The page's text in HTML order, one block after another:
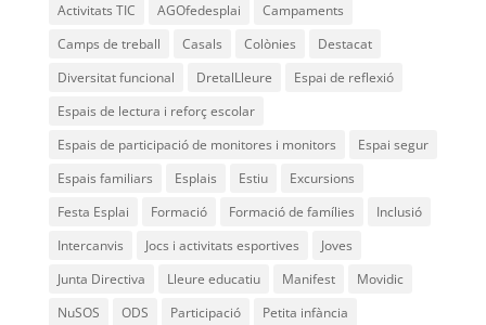
Activitats TIC
AGOfedesplai
Campaments
Camps de treball
Casals Colònies
Destacat
Diversitat funcional
DretalLleure
Espai de reflexió
Espais de lectura i reforç escolar
Espais de participació de monitores i monitors
Espai segur
Espais familiars
Esplais Estiu
Excursions
Festa Esplai
Formació Formació de famílies
Inclusió
Intercanvis
Jocs i activitats esportives
Joves
Junta Directiva
Lleure educatiu Manifest
Movidic
NuSOS
ODS Participació
Petita infància